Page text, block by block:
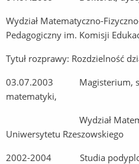
Wydział Matematyczno-
Pedagogiczny im. Komisji
Tytuł rozprawy: Rozdzielność
03.07.2003 Magisterium,
matematyki,
Wydział
Uniwersytetu Rzeszowskiego
2002-2004 Studia